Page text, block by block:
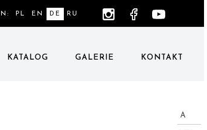
PL EN DE RU
KATALOG GALERIE KONTAKT
A